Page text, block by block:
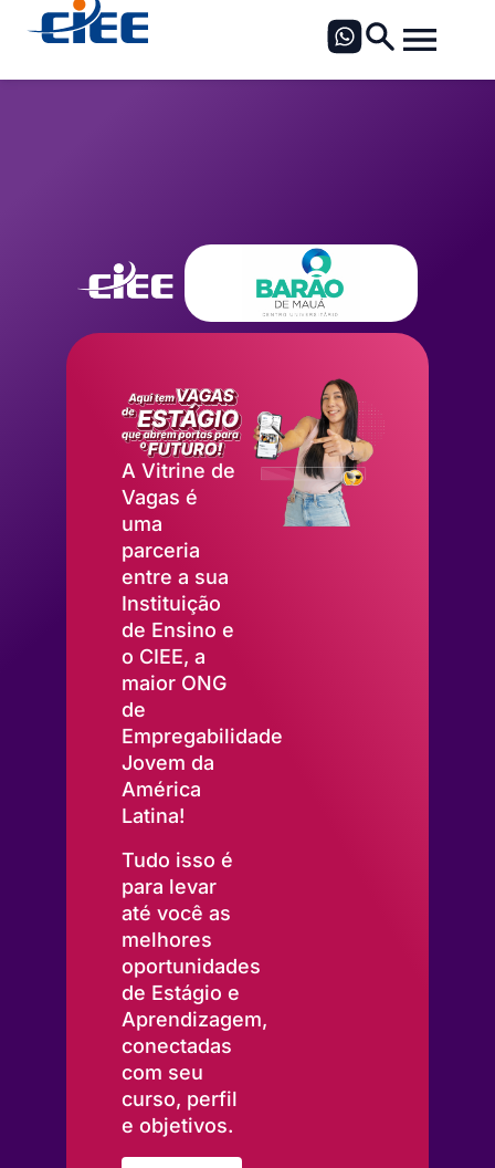
A Vitrine de
Vagas é
uma
parceria
entre a sua
Instituição
de Ensino e
o CIEE, a
maior ONG
de
Empregabilidade
Jovem da
América
Latina!
Tudo isso é
para levar
até você as
melhores
oportunidades
de Estágio e
Aprendizagem,
conectadas
com seu
curso, perfil
e objetivos.